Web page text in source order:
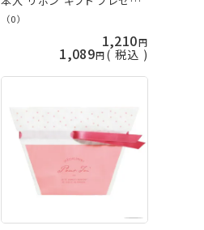
ト ラッピング 手芸の山久
（0）
1,210
1,089 税込